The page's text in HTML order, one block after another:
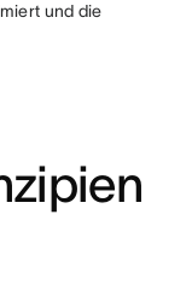
und die